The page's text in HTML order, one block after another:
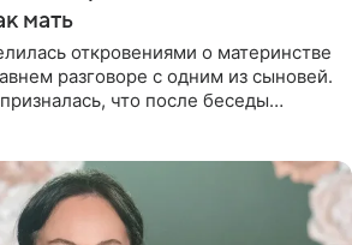
мать
откровениями о материнстве
разговоре с одним из сыновей.
что после беседы